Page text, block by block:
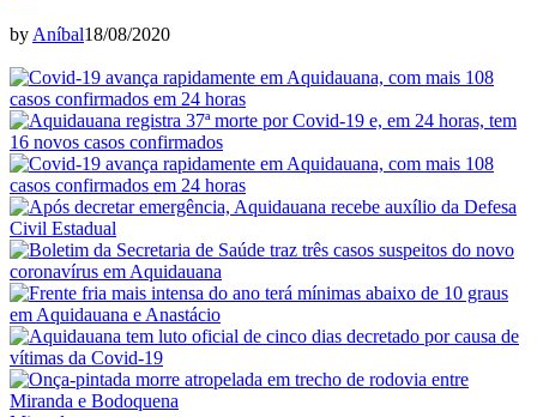
by Aníbal18/08/2020